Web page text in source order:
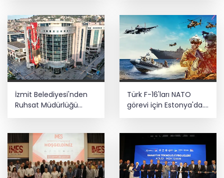
incelenecek
İzmit Belediyesi'nden
Ruhsat Müdürlüğü
Türk F-16'ları NATO
görevi için Estonya'da...